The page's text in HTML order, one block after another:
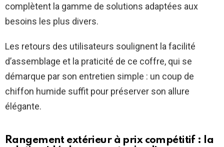
complètent la gamme de solutions adaptées aux
besoins les plus divers.
Les retours des utilisateurs soulignent la facilité
d’assemblage et la praticité de ce coffre, qui se
démarque par son entretien simple : un coup de
chiffon humide suffit pour préserver son allure
élégante.
Rangement extérieur à prix compétitif : la